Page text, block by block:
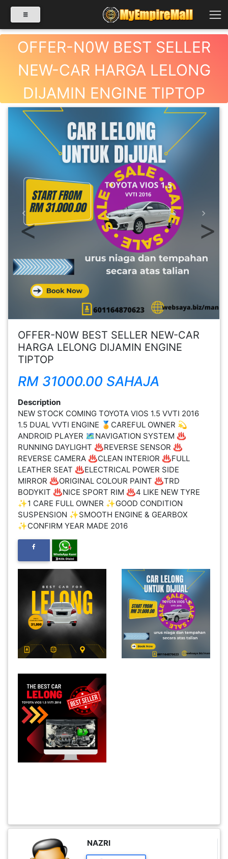
OFFER-N0W BEST SELLER
NEW-CAR HARGA LELONG
DIJAMIN ENGINE TIPTOP
Previous Next
OFFER-N0W BEST SELLER NEW-CAR
HARGA LELONG DIJAMIN ENGINE
TIPTOP
RM 31000.00 SAHAJA
Description
NEW STOCK COMING TOYOTA VIOS 1.5 VVTI 2016
1.5 DUAL VVTI ENGINE 🏅CAREFUL OWNER 💫
ANDROID PLAYER 🗺️NAVIGATION SYSTEM ♨️
RUNNING DAYLIGHT ♨️REVERSE SENSOR ♨️
REVERSE CAMERA ♨️CLEAN INTERIOR ♨️FULL
LEATHER SEAT ♨️ELECTRICAL POWER SIDE
MIRROR ♨️ORIGINAL COLOUR PAINT ♨️TRD
BODYKIT ♨️NICE SPORT RIM ♨️4 LIKE NEW TYRE
✨1 CARE FULL OWNER ✨GOOD CONDITION
SUSPENSION ✨SMOOTH ENGINE & GEARBOX
✨CONFIRM YEAR MADE 2016
NAZRI
SELECT CATEGORY
PRODUK(0)
BABIES(0)
PERNIAGAAN
RUNCIT(1)
WANITA(0)
KECANTIKAN(7)
LELAKI(0)
WANGI(8)
PENDIDIKAN(19)
DERMA
DAN
INFAK(0)
TUDUNG(0)
PEMBORONG(2)
DIGITAL(29)
MAKANAN(25)
PERNIAGAAN(41)
KENDERAAN(6)
ELEKTRONIK(5)
PELANCONGAN(1)